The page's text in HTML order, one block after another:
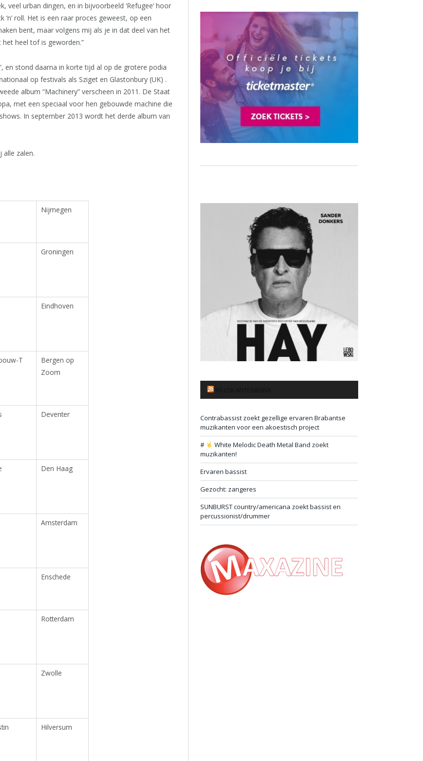
urban dingen, en in bijvoorbeeld ‘Refugee’ hoor
roll. Het is een raar proces geweest, op een
bent, maar volgens mij als je in dat deel van het
heel tof is geworden.”
en stond daarna in korte tijd al op de grotere podia
op festivals als Sziget en Glastonbury (UK) .
album “Machinery” verscheen in 2011. De Staat
met een speciaal voor hen gebouwde machine die
In september 2013 wordt het derde album van
zalen.
Nijmegen
Groningen
Eindhoven
T
Bergen op
Zoom
Deventer
Den Haag
Amsterdam
Enschede
Rotterdam
Zwolle
Hilversum
Contrabassist zoekt gezellige ervaren Brabantse
muzikanten voor een akoestisch project
#
White Melodic Death Metal Band zoekt
muzikanten!
Ervaren bassist
Gezocht: zangeres
SUNBURST country/americana zoekt bassist en
percussionist/drummer